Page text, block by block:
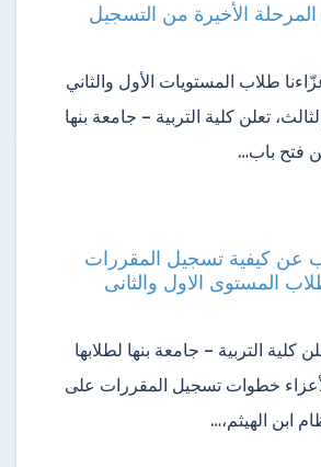
الأخيرة من التسجيل
طلاب المستويات الأول والثاني
تعلن كلية التربية – جامعة بنها
فتح باب…
عن كيفية تسجيل المقررات
المستوى الاول والثانى
كلية التربية – جامعة بنها لطلابها
خطوات تسجيل المقررات على
ابن الهيثم،…